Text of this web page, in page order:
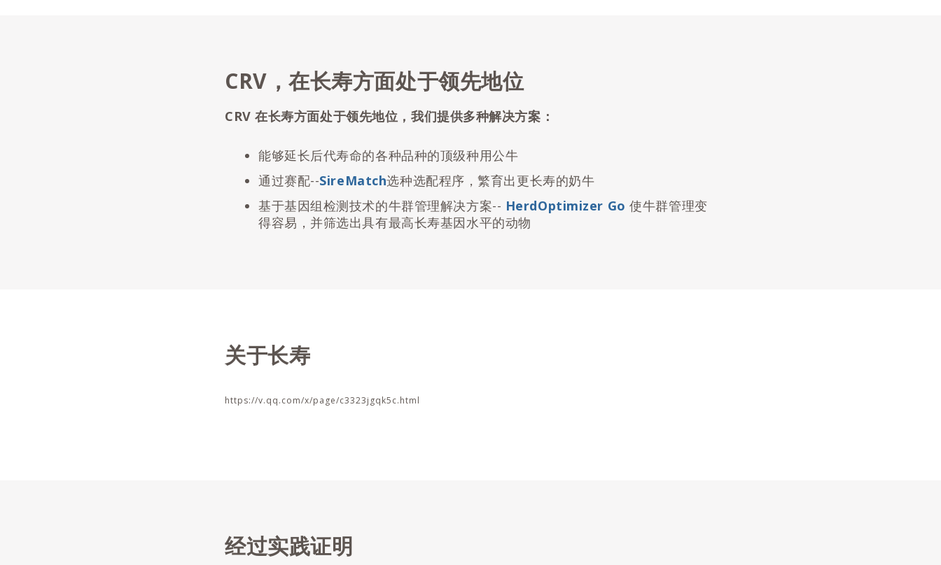
CRV，在长寿方面处于领先地位
CRV 在长寿方面处于领先地位，我们提供多种解决方案：
能够延长后代寿命的各种品种的顶级种用公牛
通过赛配--SireMatch选种选配程序，繁育出更长寿的奶牛
基于基因组检测技术的牛群管理解决方案-- HerdOptimizer Go 使牛群管理变
得容易，并筛选出具有最高长寿基因水平的动物
关于长寿
https://v.qq.com/x/page/c3323jgqk5c.html
经过实践证明